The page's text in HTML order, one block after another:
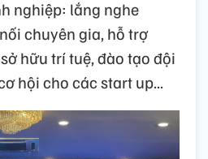
nghiệp: lắng nghe
chuyên gia, hỗ trợ
hữu trí tuệ, đào tạo đội
hội cho các start up...